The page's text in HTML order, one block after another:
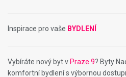
Inspirace pro vaše BYDLENÍ
Vybíráte nový byt v Praze 9? Byty
komfortní bydlení s výbornou